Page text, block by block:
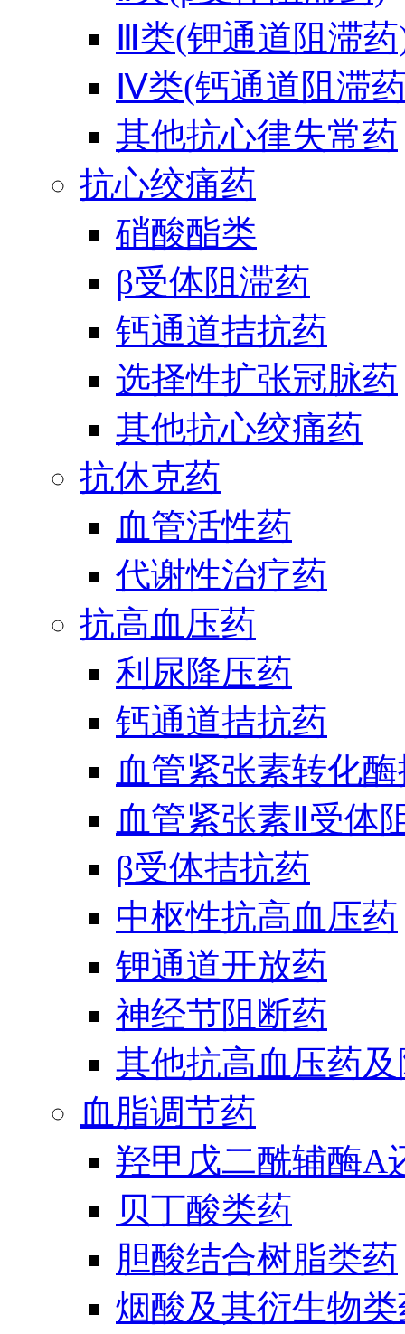
Ⅲ类(钾通道阻滞
Ⅳ类(钙通道阻滞
其他抗心律失常药
抗心绞痛药
硝酸酯类
β受体阻滞药
钙通道拮抗药
选择性扩张冠脉药
其他抗心绞痛药
抗休克药
血管活性药
代谢性治疗药
抗高血压药
利尿降压药
钙通道拮抗药
血管紧张素转化
血管紧张素Ⅱ受体
β受体拮抗药
中枢性抗高血压药
钾通道开放药
神经节阻断药
其他抗高血压药
血脂调节药
羟甲戊二酰辅酶A
贝丁酸类药
胆酸结合树脂类药
烟酸及其衍生物